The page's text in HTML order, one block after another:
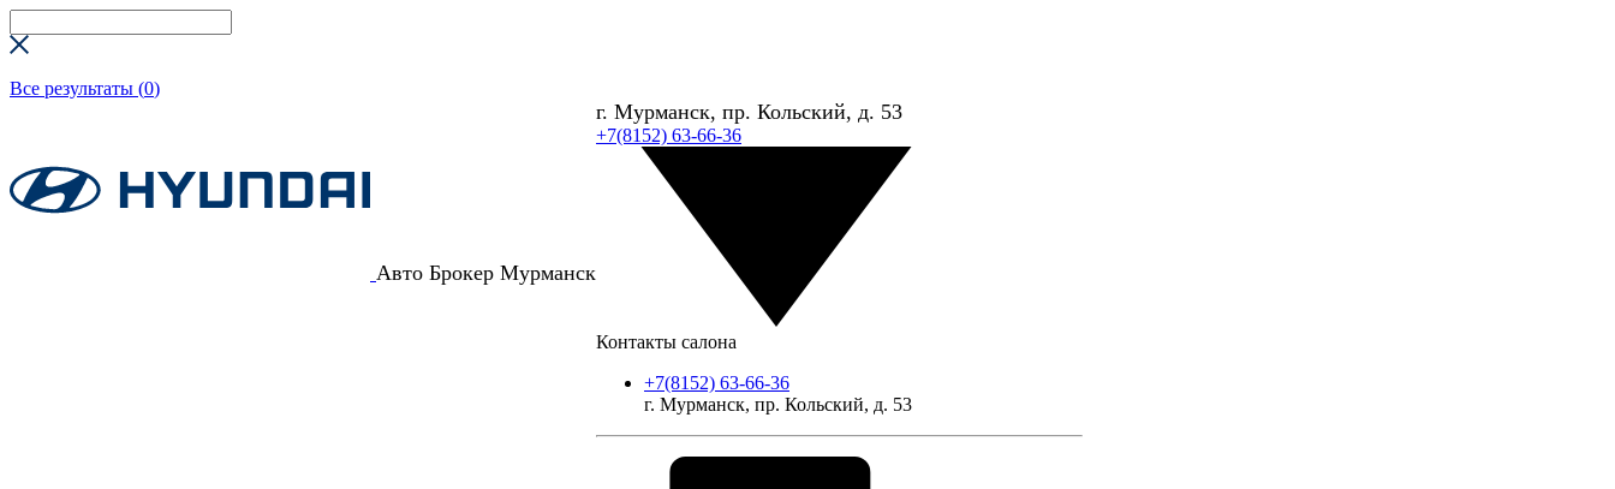
Все результаты (0)
Авто Брокер Мурманск
г. Мурманск, пр. Кольский, д. 53
+7(8152) 63-66-36
Контакты салона
+7(8152) 63-66-36
г. Мурманск, пр. Кольский, д. 53